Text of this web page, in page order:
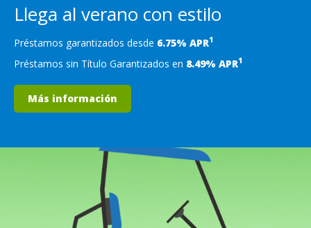
Llega al verano con estilo
Préstamos garantizados desde 6.75% APR1
Préstamos sin Título Garantizados en 8.49% APR1
Más información